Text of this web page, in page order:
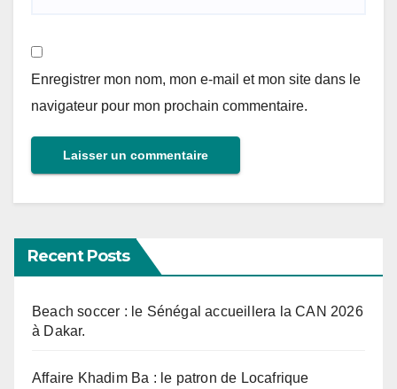
Enregistrer mon nom, mon e-mail et mon site dans le
navigateur pour mon prochain commentaire.
Recent Posts
Beach soccer : le Sénégal accueillera la CAN 2026
à Dakar.
Affaire Khadim Ba : le patron de Locafrique